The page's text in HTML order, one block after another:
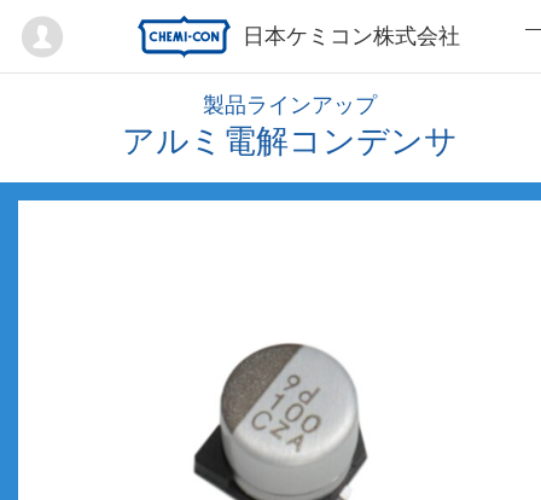
日本ケミコン株式会社
Mypage
製品ラインアップ
アルミ電解コンデンサ